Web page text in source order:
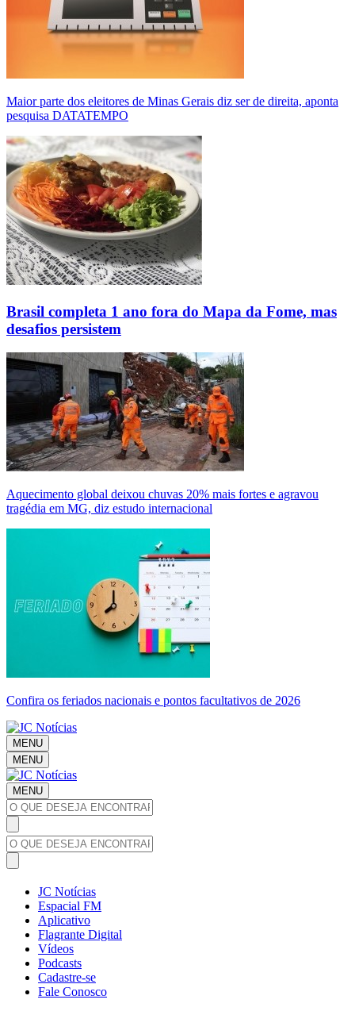
Maior parte dos eleitores de Minas Gerais diz ser de direita, aponta
pesquisa DATATEMPO
Brasil completa 1 ano fora do Mapa da Fome, mas
desafios persistem
Aquecimento global deixou chuvas 20% mais fortes e agravou
tragédia em MG, diz estudo internacional
Confira os feriados nacionais e pontos facultativos de 2026
MENU
MENU
MENU
JC Notícias
Espacial FM
Aplicativo
Flagrante Digital
Vídeos
Podcasts
Cadastre-se
Fale Conosco